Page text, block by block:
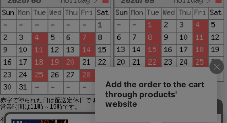
赤字で塗られた日は配送定休日です。
営業時間は11時～19時です。
有限会社ジップジップ SakuraStyle通販事業部